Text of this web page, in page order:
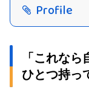
Profile
「これな
ひとつ持っ